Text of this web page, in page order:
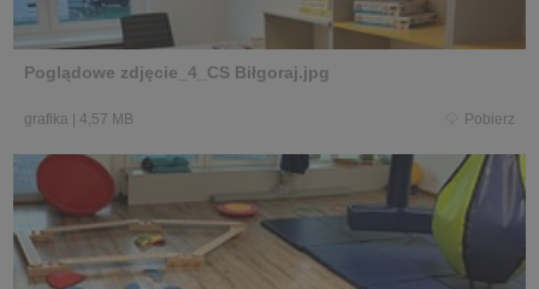
Poglądowe zdjęcie_4_CS Biłgoraj.jpg
grafika 4,57 MB Pobierz